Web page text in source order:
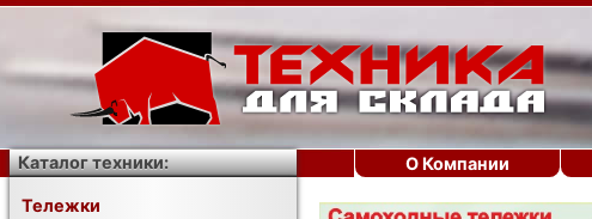
О Компании
Каталог техники:
Тележки